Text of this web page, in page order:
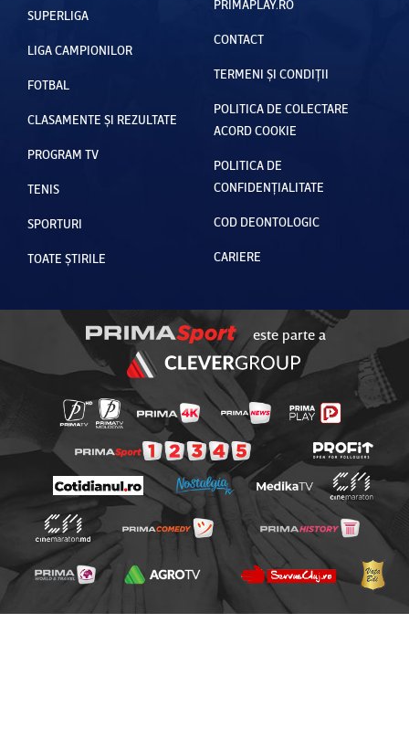
SUPERLIGA
LIGA CAMPIONILOR
FOTBAL
CLASAMENTE ȘI REZULTATE
PROGRAM TV
TENIS
SPORTURI
TOATE ȘTIRILE
PRIMAPLAY.RO
CONTACT
TERMENI ȘI CONDIȚII
POLITICA DE COLECTARE
ACORD COOKIE
POLITICA DE
CONFIDENȚIALITATE
COD DEONTOLOGIC
CARIERE
este parte a